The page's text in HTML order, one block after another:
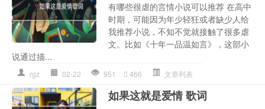
有哪些很虐的言情小说可以推荐 在高中
时期，可能因为年少轻狂或者缺少人给
我推荐小说，不知不觉就接触了很多虐
文。比如《十年一品温如言》，这部小
说通过描...
rgz 02-22 951 466 文章列表
如果这就是爱情 歌词